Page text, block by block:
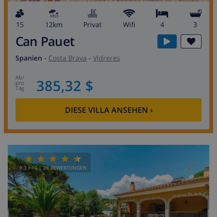
15 12km Privat wifi 4 3
Can Pauet
Spanien - Costa Brava - Vidreres
ab/
pro
Tag 385,32 $
DIESE VILLA ANSEHEN ›
9.3 / 10 |26 BEWERTUNGEN